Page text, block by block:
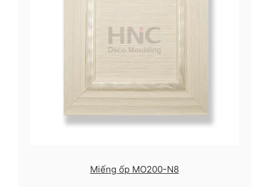
Miếng ốp MO200-N8